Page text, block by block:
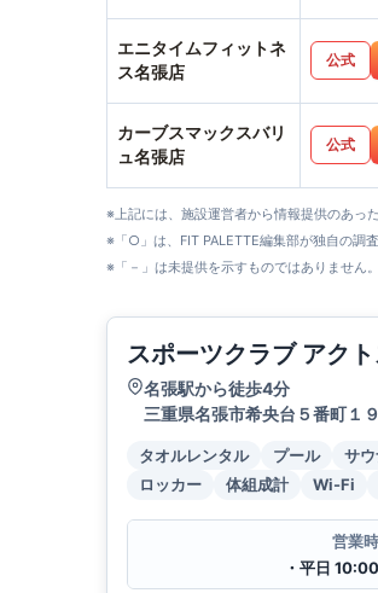
エニタイムフィットネ
ス名張店
公式
カーブスマックスバリ
ュ名張店
公式
※上記には、施設運営者から情報提供のあっ
※「○」は、FIT PALETTE編集部が独自の調
※「－」は未提供を示すものではありません
スポーツクラブ アク
名張駅から徒歩4分
三重県名張市希央台５番町１
タオルレンタル プール サ
ロッカー
体組成計 Wi-Fi
営業
・平日